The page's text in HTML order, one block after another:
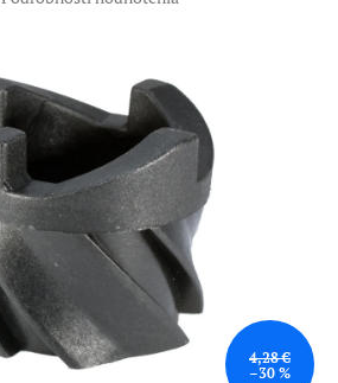
4,28 €
–30 %